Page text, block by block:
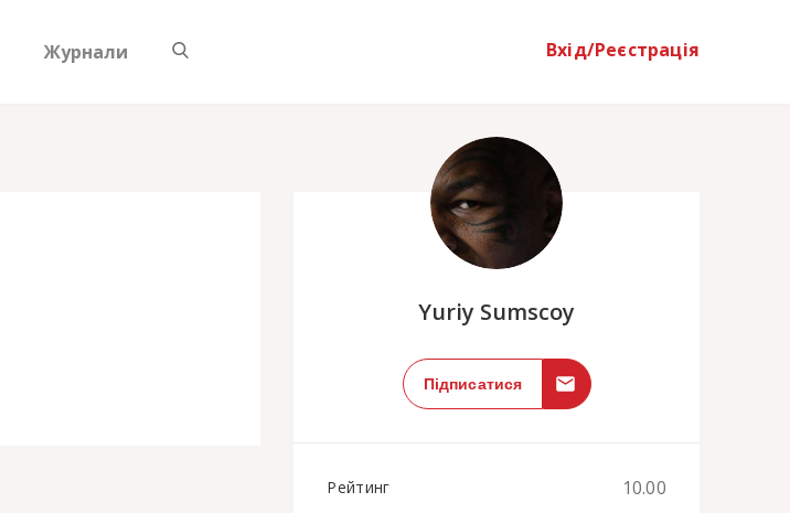
Журнали Вхід/Реєстрація
Yuriy Sumscoy
Підписатися
Рейтинг 10.00